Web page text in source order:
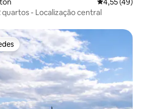
4,55 de uma
4,55 (49)
- Localização central